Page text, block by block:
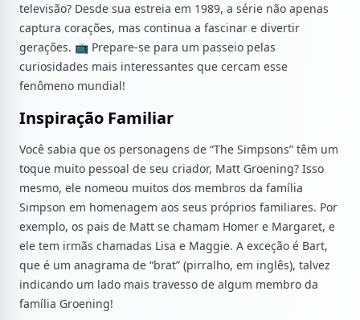
televisão? Desde sua estreia em 1989, a série não apenas
captura corações, mas continua a fascinar e divertir
gerações. 📺 Prepare-se para um passeio pelas
curiosidades mais interessantes que cercam esse
fenômeno mundial!
Inspiração Familiar
Você sabia que os personagens de “The Simpsons” têm um
toque muito pessoal de seu criador, Matt Groening? Isso
mesmo, ele nomeou muitos dos membros da família
Simpson em homenagem aos seus próprios familiares. Por
exemplo, os pais de Matt se chamam Homer e Margaret, e
ele tem irmãs chamadas Lisa e Maggie. A exceção é Bart,
que é um anagrama de “brat” (pirralho, em inglês), talvez
indicando um lado mais travesso de algum membro da
família Groening!